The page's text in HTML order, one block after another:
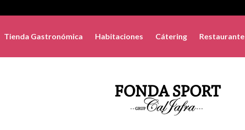
Tienda Gastronómica Habitaciones Cátering Restaurante